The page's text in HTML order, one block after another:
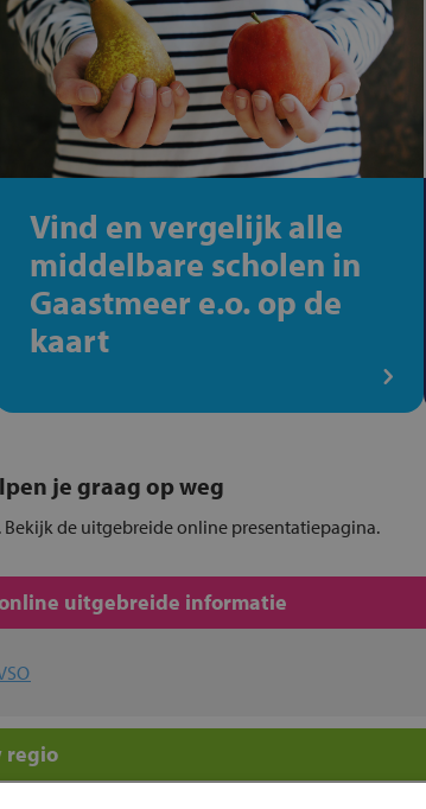
Vind en vergelijk alle
middelbare scholen in
Gaastmeer e.o. op de
kaart
je graag op weg
Bekijk de uitgebreide online presentatiepagina.
uitgebreide informatie
regio